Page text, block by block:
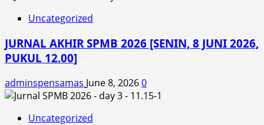
Uncategorized
JURNAL AKHIR SPMB 2026 [SENIN, 8 JUNI 2026,
PUKUL 12.00]
adminspensamas June 8, 20260
Uncategorized